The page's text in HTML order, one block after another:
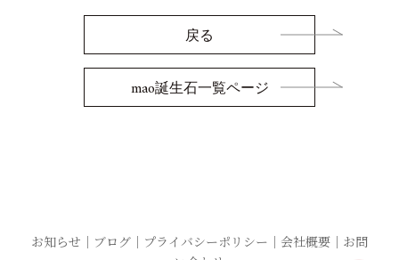
戻る
mao誕生石一覧ページ
お知らせ ｜ ブログ ｜ プライバシーポリシー ｜ 会社概要 ｜ お問